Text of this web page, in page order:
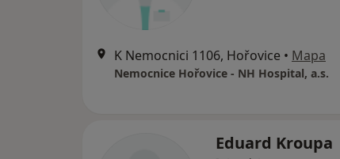
K Nemocnici 1106, Hořovice • Mapa
Nemocnice Hořovice - NH Hospital, a.s.
Eduard Kroupa